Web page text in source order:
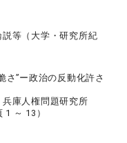
等（大学・研究所紀
さ”ー政治の反動化許さ
庫人権問題研究所
～ 13）